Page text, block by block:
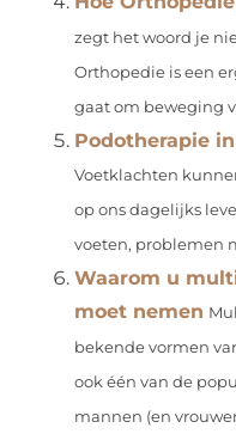
zegt het woord je
Orthopedie is een
gaat om beweging
Podotherapie
Voetklachten
op ons dagelijks
voeten, problemen
Waarom u
moet nemen
bekende vormen
ook één van de
mannen (en